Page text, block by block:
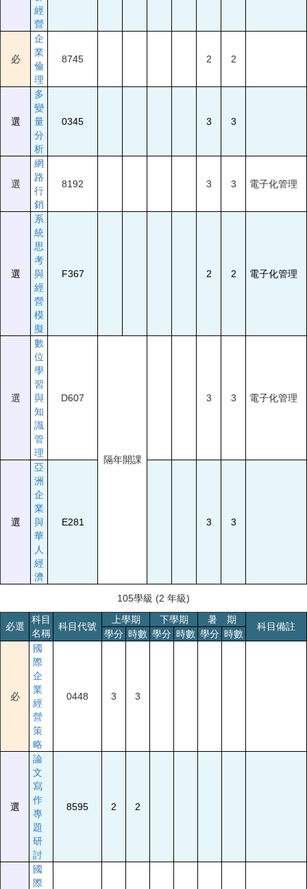
經
營
必
企
業
倫
理
8745 2 2
選
多
變
量
分
析
0345 3 3
選
網
路
行
銷
8192 3 3 電子化管理
選
系
統
思
考
與
經
營
模
擬
F367 2 2 電子化管理
選
數
位
學
習
與
知
識
管
理
D607
隔年開課
3 3 電子化管理
選
亞
洲
企
業
與
華
人
經
濟
E281 3 3
105學級 (2 年級)
必選
科目
名稱
科目代號
上學期 下學期 暑 期
科目備註
學分 時數 學分 時數 學分 時數
必
國
際
企
業
經
營
策
略
0448 3 3
選
論
文
寫
作
專
題
研
討
8595 2 2
國
際